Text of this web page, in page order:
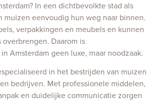
In een dichtbevolkte stad als
muizen eenvoudig hun weg naar binnen.
verpakkingen en meubels en kunnen
Daarom is
in Amsterdam geen luxe, maar noodzaak.
in het bestrijden van muizen
bedrijven. Met professionele middelen,
en duidelijke communicatie zorgen